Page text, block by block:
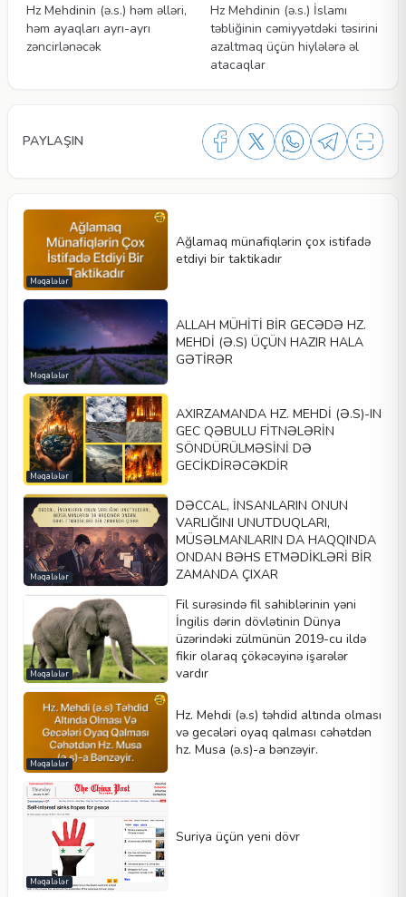
Hz Mehdinin (ə.s.) həm əlləri,
həm ayaqları ayrı-ayrı
zəncirlənəcək
Hz Mehdinin (ə.s.) İslamı
təbliğinin cəmiyyətdəki təsirini
azaltmaq üçün hiylələrə əl
atacaqlar
PAYLAŞIN
Məqalələr
Ağlamaq münafiqlərin çox istifadə
etdiyi bir taktikadır
Məqalələr
ALLAH MÜHİTİ BİR GECƏDƏ HZ.
MEHDİ (Ə.S) ÜÇÜN HAZIR HALA
GƏTİRƏR
Məqalələr
AXIRZAMANDA HZ. MEHDİ (Ə.S)-IN
GEC QƏBULU FİTNƏLƏRİN
SÖNDÜRÜLMƏSİNİ DƏ
GECİKDİRƏCƏKDİR
Məqalələr
DƏCCAL, İNSANLARIN ONUN
VARLIĞINI UNUTDUQLARI,
MÜSƏLMANLARIN DA HAQQINDA
ONDAN BƏHS ETMƏDİKLƏRİ BİR
ZAMANDA ÇIXAR
Məqalələr
Fil surəsində fil sahiblərinin yəni
İngilis dərin dövlətinin Dünya
üzərindəki zülmünün 2019-cu ildə
fikir olaraq çökəcəyinə işarələr
vardır
Məqalələr
Hz. Mehdi (ə.s) təhdid altında olması
və gecələri oyaq qalması cəhətdən
hz. Musa (ə.s)-a bənzəyir.
Məqalələr
Suriya üçün yeni dövr